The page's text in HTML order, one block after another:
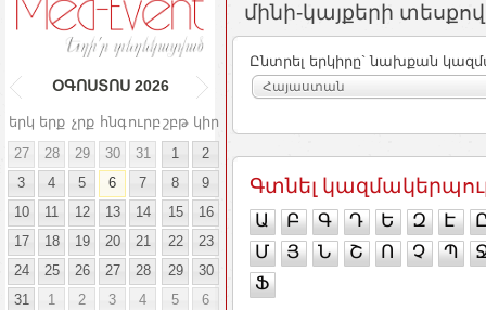
ՕԳՈՍՏՈՍ 2026
երկ երք չրք հնգուրբ շբթ կիր
27
28 29 30 31 1
2
3
4 5 6 7 8
9
10
11 12 13 14 15
16
17
18 19 20 21 22
23
24
25 26 27 28 29
30
31
1 2 3 4 5 6
մինի-կայքերի
Ընտրել երկիրը` նախքան
Հայաստան
Գտնել
Ա Բ Գ Դ Ե Զ Է
Մ
Յ Ն Շ Ո Չ Պ
Ֆ